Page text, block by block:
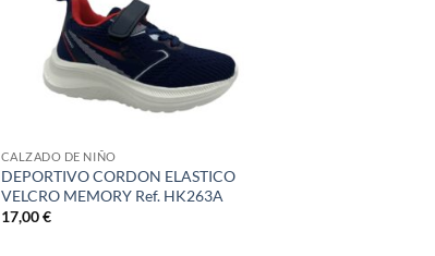
CALZADO DE NIÑO
DEPORTIVO CORDON ELASTICO
VELCRO MEMORY Ref. HK263A
17,00€